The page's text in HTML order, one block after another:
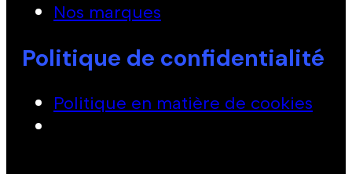
Nos marques
Politique de confidentialité
Politique en matière de cookies